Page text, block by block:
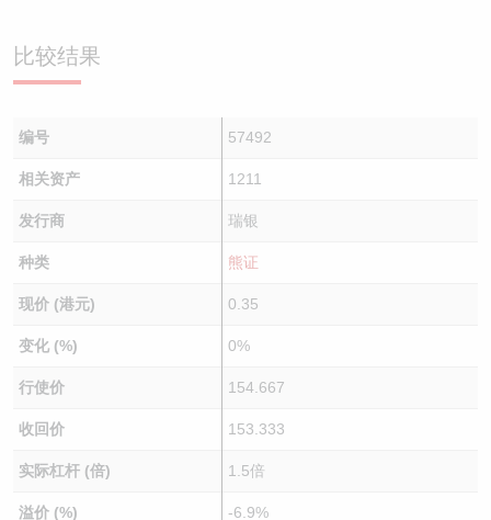
比较结果
编号 57492
相关资产 1211
发行商 瑞银
种类 熊证
现价 (港元) 0.35
变化 (%) 0%
行使价 154.667
收回价 153.333
实际杠杆 (倍) 1.5倍
溢价 (%) -6.9%